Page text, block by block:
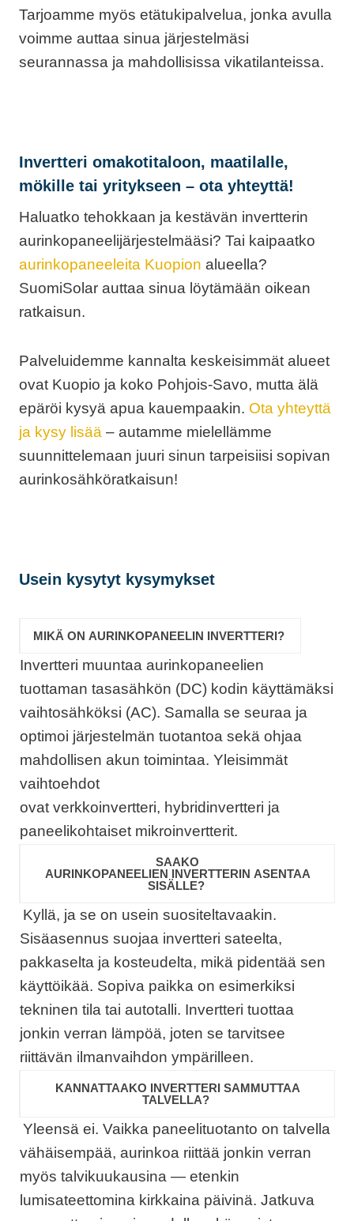
Tarjoamme myös etätukipalvelua, jonka avulla
voimme auttaa sinua järjestelmäsi
seurannassa ja mahdollisissa vikatilanteissa.
Invertteri omakotitaloon, maatilalle,
mökille tai yritykseen – ota yhteyttä!
Haluatko tehokkaan ja kestävän invertterin
aurinkopaneelijärjestelmääsi? Tai kaipaatko
aurinkopaneeleita Kuopion alueella?
SuomiSolar auttaa sinua löytämään oikean
ratkaisun.
Palveluidemme kannalta keskeisimmät alueet
ovat Kuopio ja koko Pohjois-Savo, mutta älä
epäröi kysyä apua kauempaakin. Ota yhteyttä
ja kysy lisää – autamme mielellämme
suunnittelemaan juuri sinun tarpeisiisi sopivan
aurinkosähköratkaisun!
Usein kysytyt kysymykset
MIKÄ ON AURINKOPANEELIN INVERTTERI?
Invertteri muuntaa aurinkopaneelien
tuottaman tasasähkön (DC) kodin käyttämäksi
vaihtosähköksi (AC). Samalla se seuraa ja
optimoi järjestelmän tuotantoa sekä ohjaa
mahdollisen akun toimintaa. Yleisimmät
vaihtoehdot
ovat verkkoinvertteri, hybridinvertteri ja
paneelikohtaiset mikroinvertterit.
SAAKO
AURINKOPANEELIEN INVERTTERIN ASENTAA
SISÄLLE?
Kyllä, ja se on usein suositeltavaakin.
Sisäasennus suojaa invertteri sateelta,
pakkaselta ja kosteudelta, mikä pidentää sen
käyttöikää. Sopiva paikka on esimerkiksi
tekninen tila tai autotalli. Invertteri tuottaa
jonkin verran lämpöä, joten se tarvitsee
riittävän ilmanvaihdon ympärilleen.
KANNATTAAKO INVERTTERI SAMMUTTAA
TALVELLA?
Yleensä ei. Vaikka paneelituotanto on talvella
vähäisempää, aurinkoa riittää jonkin verran
myös talvikuukausina — etenkin
lumisateettomina kirkkaina päivinä. Jatkuva